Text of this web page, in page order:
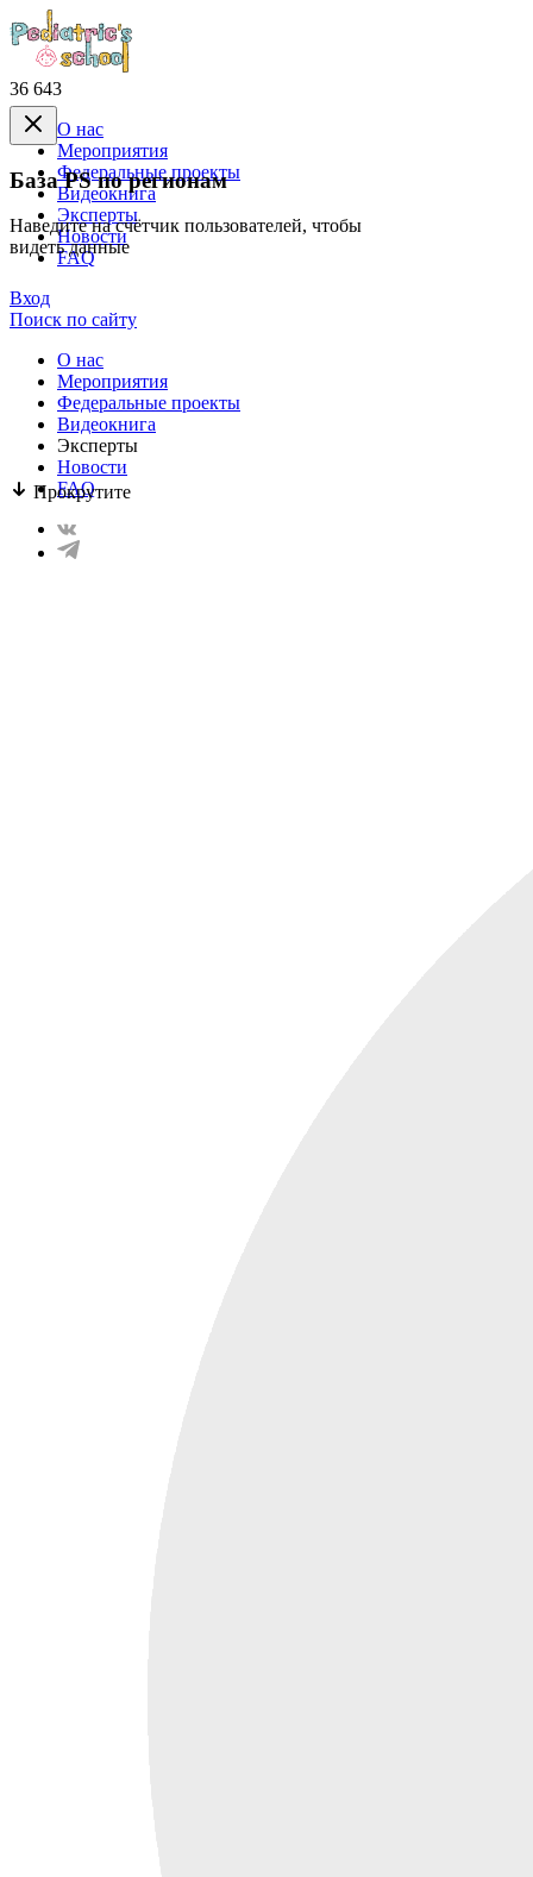
36 643
База PS по регионам
Наведите на счётчик пользователей, чтобы
видеть данные
Прокрутите
О нас
Mероприятия
Федеральные проекты
Видеокнига
Эксперты
Новости
FAQ
Вход
Поиск по сайту
О нас
Mероприятия
Федеральные проекты
Видеокнига
Эксперты
Новости
FAQ